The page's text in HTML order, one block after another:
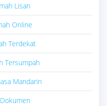
Lisan
Online
Terdekat
Tersumpah
Mandarin